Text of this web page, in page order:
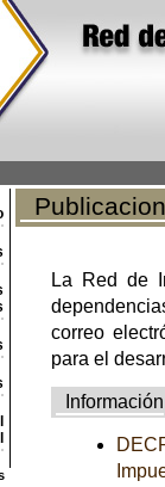
La Red de
correo
para el
Información